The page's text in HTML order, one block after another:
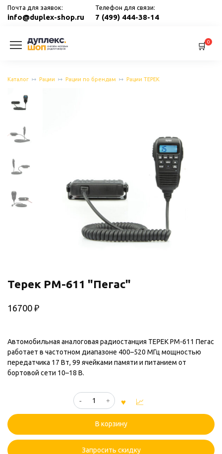
Перейти
Почта для заявок:
info@duplex-shop.ru
Телефон для связи:
7 (499) 444-38-14
0
Каталог Рации Рации по брендам Рации ТЕРЕК
Терек РМ-611 "Пегас"
16700 ₽
Автомобильная аналоговая радиостанция ТЕРЕК РМ-611 Пегас
работает в частотном диапазоне 400–520 МГц мощностью
передатчика 17 Вт, 99 ячейками памяти и питанием от
бортовой сети 10–18 В.
Количество
товара
РМ-611
"Пегас"
В корзину
Запросить скидку